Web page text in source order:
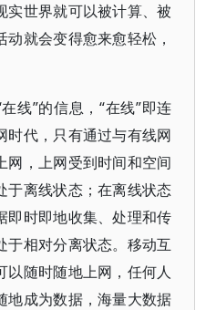
实世界就可以被计算、被
就会变得愈来愈轻松，
线”的信息，“在线”即连
时代，只有通过与有线网
网，上网受到时间和空间
于离线状态；在离线状态
即时即地收集、处理和传
于相对分离状态。移动互
以随时随地上网，任何人
地成为数据，海量大数据